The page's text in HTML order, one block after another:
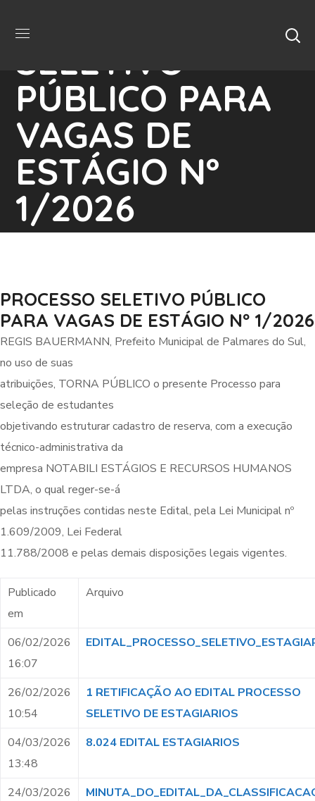
PROCESSO
SELETIVO
PÚBLICO PARA
VAGAS DE
ESTÁGIO Nº
1/2026
PROCESSO SELETIVO PÚBLICO
PARA VAGAS DE ESTÁGIO Nº 1/2026
REGIS BAUERMANN, Prefeito Municipal de Palmares do Sul,
no uso de suas
atribuições, TORNA PÚBLICO o presente Processo para
seleção de estudantes
objetivando estruturar cadastro de reserva, com a execução
técnico-administrativa da
empresa NOTABILI ESTÁGIOS E RECURSOS HUMANOS
LTDA, o qual reger-se-á
pelas instruções contidas neste Edital, pela Lei Municipal nº
1.609/2009, Lei Federal
11.788/2008 e pelas demais disposições legais vigentes.
Publicado
em
Arquivo
06/02/2026
16:07
26/02/2026
10:54
1 RETIFICAÇÃO AO EDITAL PROCESSO
SELETIVO DE ESTAGIARIOS
04/03/2026
13:48
8.024 EDITAL ESTAGIARIOS
24/03/2026